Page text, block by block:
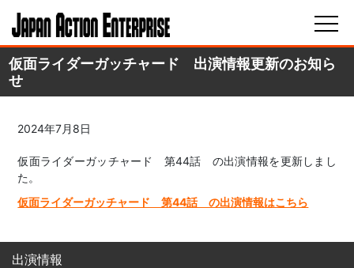
仮面ライダーガッチャード 出演情報更新のお知ら
せ
2024年7月8日
仮面ライダーガッチャード 第44話 の出演情報を更新しまし
た。
仮面ライダーガッチャード 第44話 の出演情報はこちら
出演情報